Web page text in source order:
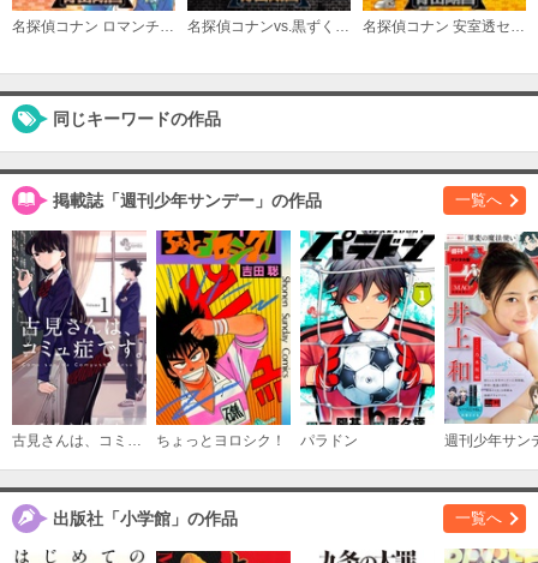
名探偵コナン ロマンチックセレクション 名探偵コナンvs.黒ずくめの男達 名探偵コナン 安室透セレクション
同じキーワードの作品
掲載誌「週刊少年サンデー」の作品 一覧へ
ちょっとヨロシク！ パラドン 週刊少年サン
出版社「小学館」の作品 一覧へ